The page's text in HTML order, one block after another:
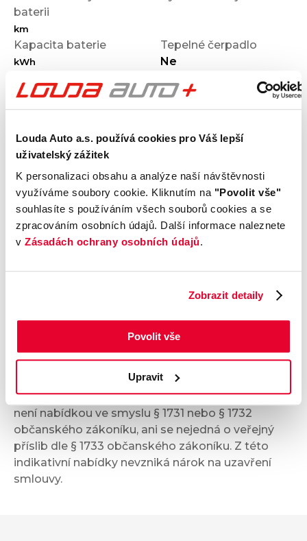
Louda Auto a.s. používá cookies pro Váš lepší
uživatelský zážitek
K personalizaci obsahu a analýze naší návštěvnosti
využíváme soubory cookie. Kliknutím na "Povolit vše"
souhlasíte s používáním všech souborů cookies a se
zpracováním osobních údajů. Další informace naleznete
v Zásadách ochrany osobních údajů.
Zobrazit detaily
Povolit vše
Upravit
baterii
km
Kapacita baterie
kWh
Tepelné čerpadlo
Ne
Ne
Výbava
Vnější vzhled a výbava
Komfort
Údaje obsažené v této kartě vozu mají
informativní charakter. Tato indikativní nabídka
není nabídkou ve smyslu § 1731 nebo § 1732
občanského zákoníku, ani se nejedná o veřejný
příslib dle § 1733 občanského zákoníku. Z této
indikativní nabídky nevzniká nárok na uzavření
smlouvy.